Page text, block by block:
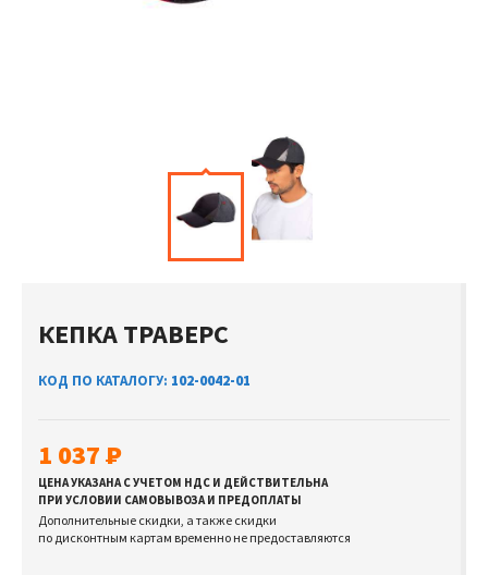
КЕПКА ТРАВЕРС
КОД ПО КАТАЛОГУ: 102-0042-01
1 037
ЦЕНА УКАЗАНА С УЧЕТОМ НДС И ДЕЙСТВИТЕЛЬНА
ПРИ УСЛОВИИ САМОВЫВОЗА И ПРЕДОПЛАТЫ
Дополнительные скидки, а также скидки
по дисконтным картам временно не предоставляются